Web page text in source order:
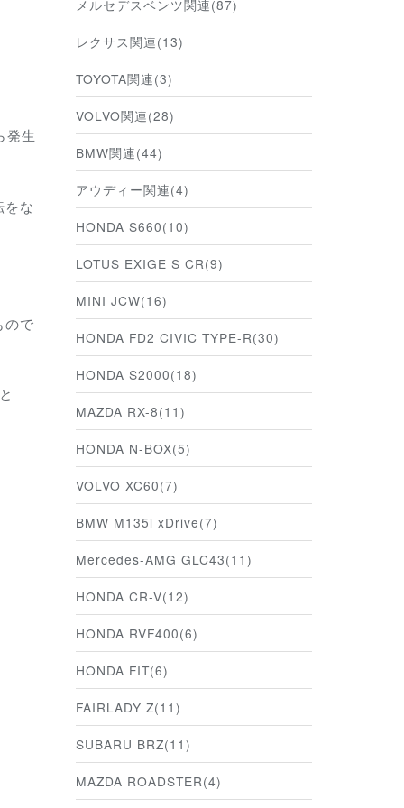
発生
をな
ので
メルセデスベンツ関連(87)
レクサス関連(13)
TOYOTA関連(3)
VOLVO関連(28)
BMW関連(44)
アウディー関連(4)
HONDA S660(10)
LOTUS EXIGE S CR(9)
MINI JCW(16)
HONDA FD2 CIVIC TYPE-R(30)
HONDA S2000(18)
MAZDA RX-8(11)
HONDA N-BOX(5)
VOLVO XC60(7)
BMW M135i xDrive(7)
Mercedes-AMG GLC43(11)
HONDA CR-V(12)
HONDA RVF400(6)
HONDA FIT(6)
FAIRLADY Z(11)
SUBARU BRZ(11)
MAZDA ROADSTER(4)